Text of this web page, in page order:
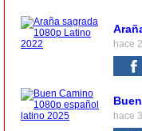
hace
hace